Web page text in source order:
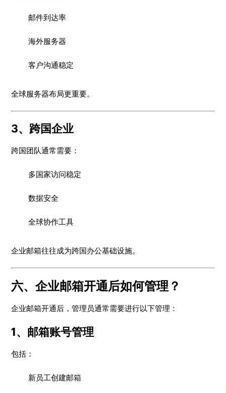
邮件到达率
海外服务器
客户沟通稳定
全球服务器布局更重要。
3、跨国企业
跨国团队通常需要：
多国家访问稳定
数据安全
全球协作工具
企业邮箱往往成为跨国办公基础设施。
六、企业邮箱开通后如何管理？
企业邮箱开通后，管理员通常需要进行以下管理：
1、邮箱账号管理
包括：
新员工创建邮箱